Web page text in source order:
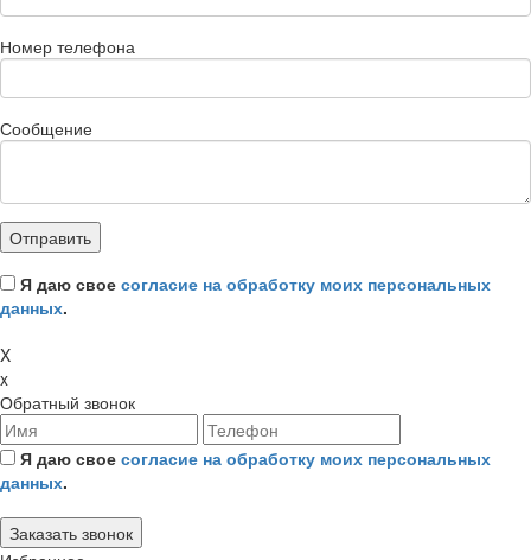
Номер телефона
Сообщение
Я даю свое согласие на обработку моих персональных
данных.
X
x
Обратный звонок
Я даю свое согласие на обработку моих персональных
данных.